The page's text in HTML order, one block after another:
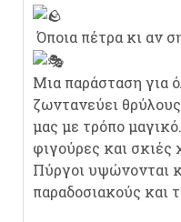
Όποια πέτρα κι αν
Μια παράσταση για
ζωντανεύει
μας με τρόπο
φιγούρες και σκιές
Πύργοι υψώνονται
παραδοσιακούς και